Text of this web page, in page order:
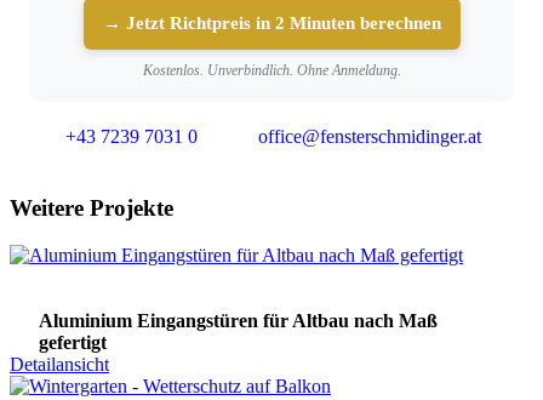
→ Jetzt Richtpreis in 2 Minuten berechnen
Kostenlos. Unverbindlich. Ohne Anmeldung.
+43 7239 7031 0 office@fensterschmidinger.at
Weitere Projekte
Aluminium Eingangstüren für Altbau nach Maß
gefertigt
Detailansicht